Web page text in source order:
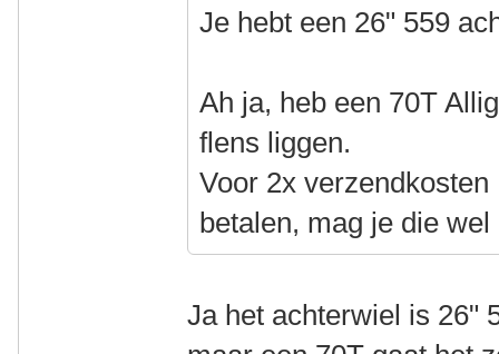
Je hebt een 26" 559
Ah ja, heb een 70T
flens liggen.
Voor 2x
betalen, mag je die
Ja het achterwiel is 26"